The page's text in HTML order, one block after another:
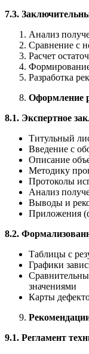
7.3.
Анализ
Сравнение с
Расчет
Разработка
Оформление
8.1. Экспертное
Титульный
Введение с
Описание
Методику
Протоколы
Анализ
Выводы и
Приложения
8.2.
Таблицы с
Графики
значениями
Карты
9.1. Регламент